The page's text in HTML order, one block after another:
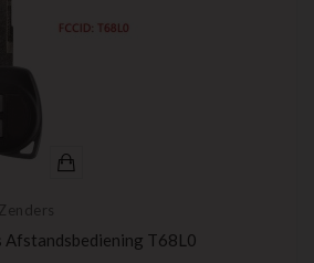
Afstandsbediening T68L0